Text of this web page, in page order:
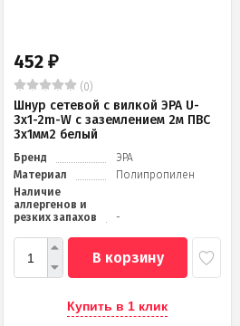
452 ₽
(0)
Шнур сетевой с вилкой ЭРА U-
3x1-2m-W с заземлением 2м ПВС
3x1мм2 белый
Бренд
ЭРА
Материал
Полипропилен
Наличие
аллергенов и
резких запахов
-
В корзину
Купить в 1 клик